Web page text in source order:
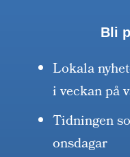
Bli
Lokala
i veckan på
Tidningen
onsdagar